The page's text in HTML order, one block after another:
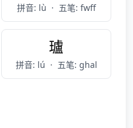
拼音: lù · 五笔: fwff
瓐
拼音: lú · 五笔: ghal